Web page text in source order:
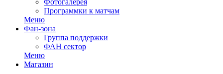
Фотогалерея
Программки к матчам
Меню
Фан-зона
Группа поддержки
ФАН сектор
Меню
Магазин